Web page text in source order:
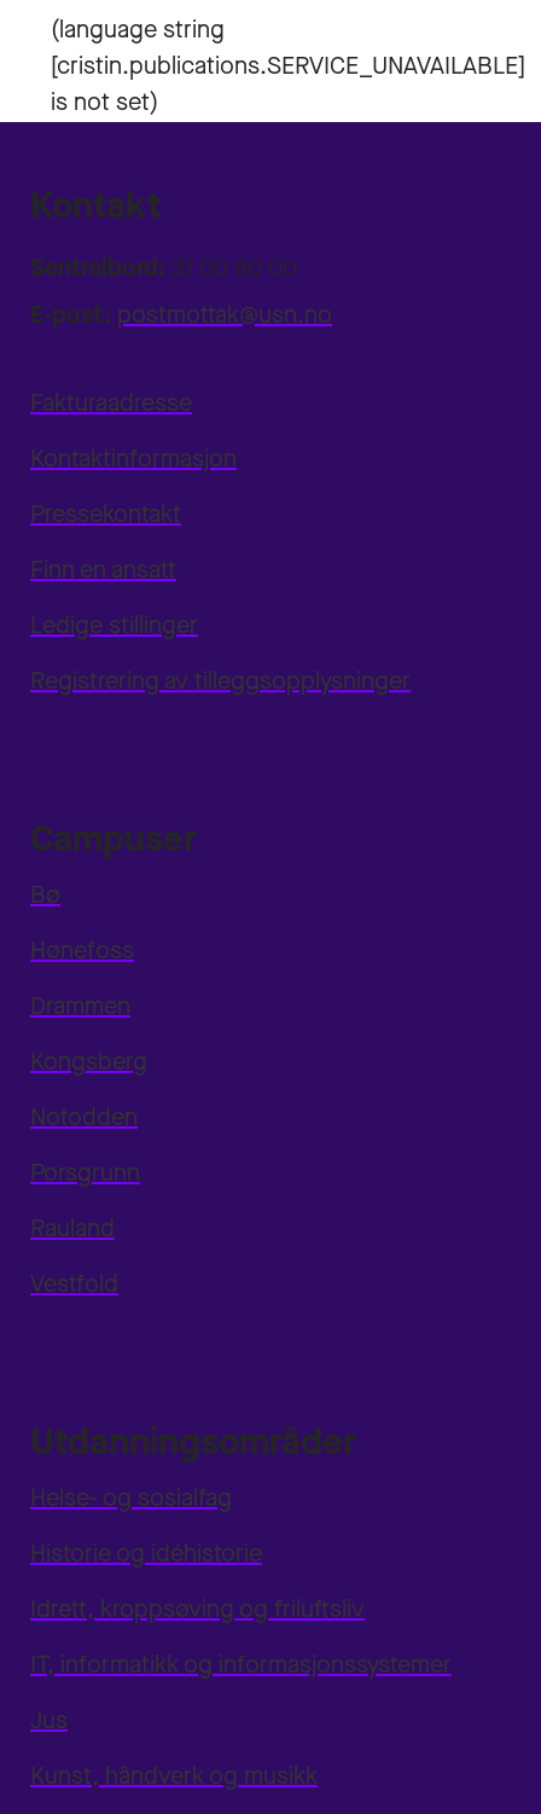
Kontakt
Sentralbord: 31 00 80 00
E-post: postmottak@usn.no
Fakturaadresse
Kontaktinformasjon
Pressekontakt
Finn en ansatt
Ledige stillinger
Registrering av tilleggsopplysninger
Campuser
Bø
Hønefoss
Drammen
Kongsberg
Notodden
Porsgrunn
Rauland
Vestfold
Utdanningsområder
Helse- og sosialfag
Historie og idéhistorie
Idrett, kroppsøving og friluftsliv
IT, informatikk og informasjonssystemer
Jus
Kunst, håndverk og musikk